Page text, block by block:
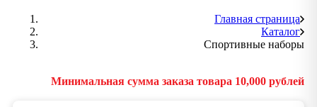
Главная страница
Каталог
Спортивные наборы
Минимальная сумма заказа товара 10,000 рублей